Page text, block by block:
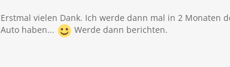
Erstmal vielen Dank. Ich werde dann mal in 2 Monaten
Auto haben...
Werde dann berichten.